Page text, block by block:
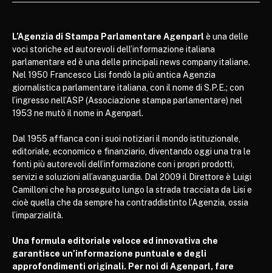
L’Agenzia di Stampa Parlamentare Agenparl è una delle
voci storiche ed autorevoli dell’informazione italiana
parlamentare ed è una delle principali news company italiane.
Nel 1950 Francesco Lisi fondò la più antica Agenzia
giornalistica parlamentare italiana, con il nome di S.P.E.; con
l’ingresso nell’ASP (Associazione stampa parlamentare) nel
1953 ne mutò il nome in Agenparl.
Dal 1955 affianca con i suoi notiziari il mondo istituzionale,
editoriale, economico e finanziario, diventando oggi una tra le
fonti più autorevoli dell’informazione con i propri prodotti,
servizi e soluzioni all’avanguardia. Dal 2009 il Direttore è Luigi
Camilloni che ha proseguito lungo la strada tracciata da Lisi e
cioè quella che da sempre ha contraddistinto l’Agenzia, ossia
l’imparzialità.
Una formula editoriale veloce ed innovativa che
garantisce un’informazione puntuale e degli
approfondimenti originali. Per noi di Agenparl, fare